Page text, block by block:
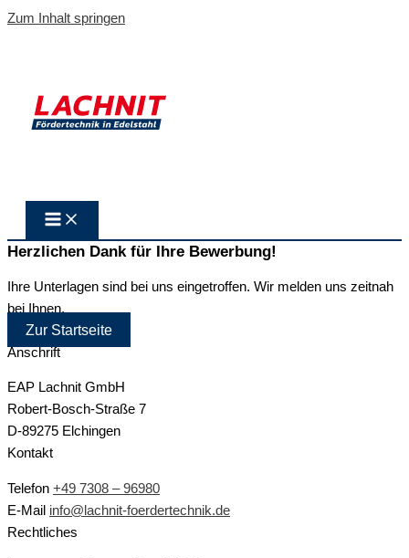
Zum Inhalt springen
Herzlichen Dank für Ihre Bewerbung!
Ihre Unterlagen sind bei uns eingetroffen. Wir melden uns zeitnah
bei Ihnen.
Zur Startseite
Anschrift
EAP Lachnit GmbH
Robert-Bosch-Straße 7
D-89275 Elchingen
Kontakt
Telefon +49 7308 – 96980
E-Mail info@lachnit-foerdertechnik.de
Rechtliches